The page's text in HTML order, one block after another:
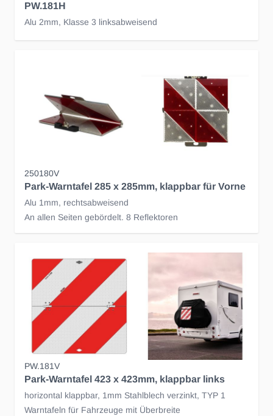
PW.181H
Alu 2mm, Klasse 3 linksabweisend
250180V
Park-Warntafel 285 x 285mm, klappbar für Vorne
Alu 1mm, rechtsabweisend
An allen Seiten gebördelt. 8 Reflektoren
PW.181V
Park-Warntafel 423 x 423mm, klappbar links
horizontal klappbar, 1mm Stahlblech verzinkt, TYP 1
Warntafeln für Fahrzeuge mit Überbreite